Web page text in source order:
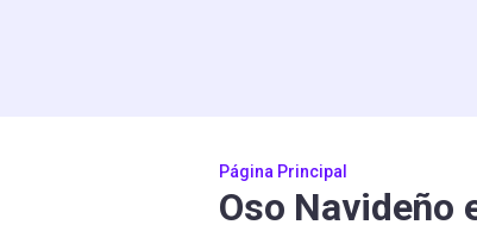
Página Principal
Oso Navideño